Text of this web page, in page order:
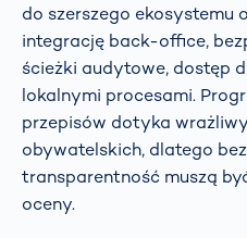
do szerszego ekosystemu
integrację back-office,
ścieżki audytowe, dostęp
lokalnymi procesami.
przepisów dotyka
obywatelskich, dlatego
transparentność muszą
oceny.